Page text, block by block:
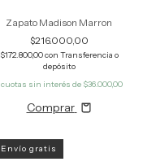
Zapato Madison Marron
$216.000,00
$172.800,00con Transferencia o
depósito
cuotas sin interés de $36.000,00
Comprar
Envío gratis